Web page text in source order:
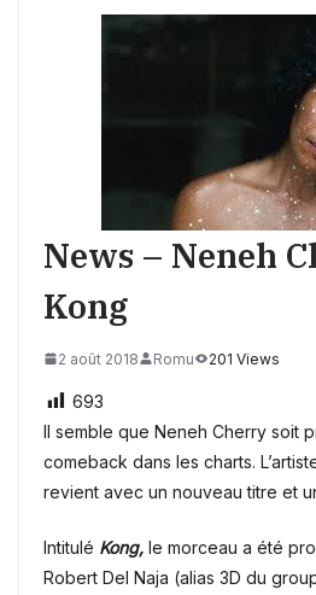
News – Neneh
Kong
2 août 2018 Romu 201 Views
693
Il semble que Neneh Cherry soit
comeback dans les charts.
revient avec un nouveau titre et
Intitulé Kong, le morceau a été
Robert Del Naja (alias 3D du